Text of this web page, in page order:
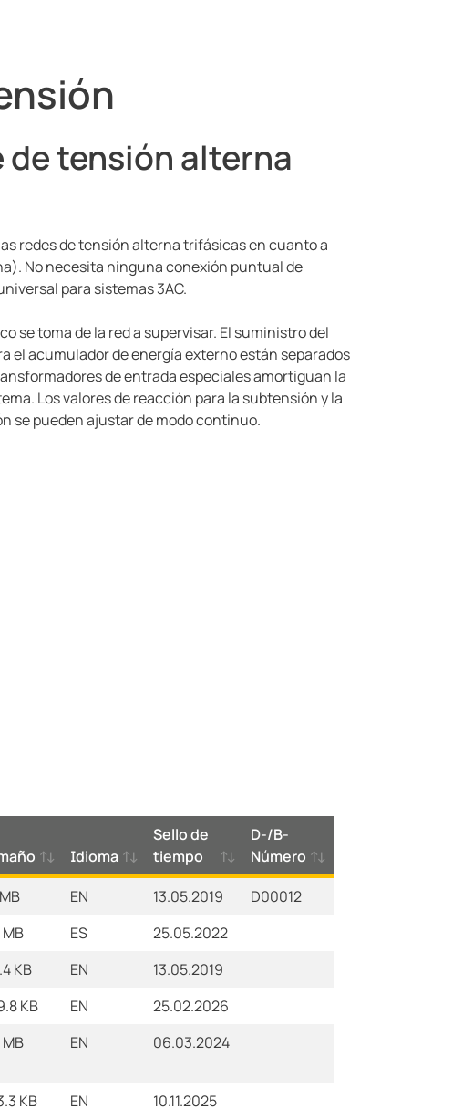
tensión alterna
redes de tensión alterna trifásicas en cuanto a
No necesita ninguna conexión puntual de
para sistemas 3AC.
se toma de la red a supervisar. El suministro del
el acumulador de energía externo están separados
de entrada especiales amortiguan la
Los valores de reacción para la subtensión y la
se pueden ajustar de modo continuo.
Idioma
Sello de
tiempo
D-/B-
Número
EN 13.05.2019
D00012
ES
25.05.2022
KB EN
13.05.2019
KB EN
25.02.2026
EN 06.03.2024
KB EN 10.11.2025